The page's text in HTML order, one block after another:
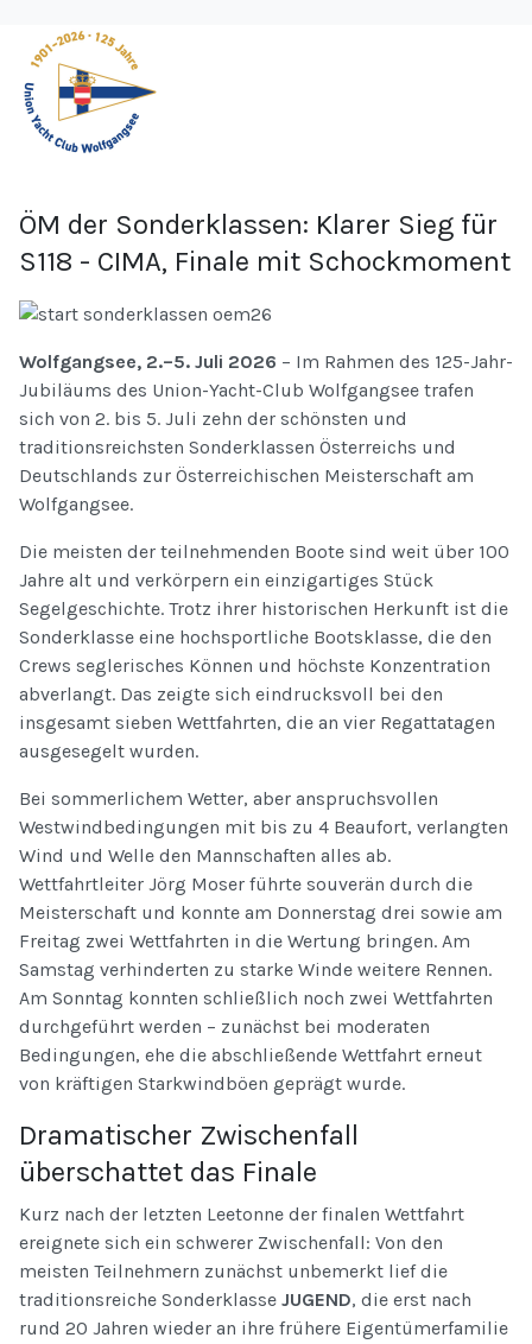
ÖM der Sonderklassen: Klarer Sieg für
S118 - CIMA, Finale mit Schockmoment
Wolfgangsee, 2.–5. Juli 2026 – Im Rahmen des 125-Jahr-
Jubiläums des Union-Yacht-Club Wolfgangsee trafen
sich von 2. bis 5. Juli zehn der schönsten und
traditionsreichsten Sonderklassen Österreichs und
Deutschlands zur Österreichischen Meisterschaft am
Wolfgangsee.
Die meisten der teilnehmenden Boote sind weit über 100
Jahre alt und verkörpern ein einzigartiges Stück
Segelgeschichte. Trotz ihrer historischen Herkunft ist die
Sonderklasse eine hochsportliche Bootsklasse, die den
Crews seglerisches Können und höchste Konzentration
abverlangt. Das zeigte sich eindrucksvoll bei den
insgesamt sieben Wettfahrten, die an vier Regattatagen
ausgesegelt wurden.
Bei sommerlichem Wetter, aber anspruchsvollen
Westwindbedingungen mit bis zu 4 Beaufort, verlangten
Wind und Welle den Mannschaften alles ab.
Wettfahrtleiter Jörg Moser führte souverän durch die
Meisterschaft und konnte am Donnerstag drei sowie am
Freitag zwei Wettfahrten in die Wertung bringen. Am
Samstag verhinderten zu starke Winde weitere Rennen.
Am Sonntag konnten schließlich noch zwei Wettfahrten
durchgeführt werden – zunächst bei moderaten
Bedingungen, ehe die abschließende Wettfahrt erneut
von kräftigen Starkwindböen geprägt wurde.
Dramatischer Zwischenfall
überschattet das Finale
Kurz nach der letzten Leetonne der finalen Wettfahrt
ereignete sich ein schwerer Zwischenfall: Von den
meisten Teilnehmern zunächst unbemerkt lief die
traditionsreiche Sonderklasse JUGEND, die erst nach
rund 20 Jahren wieder an ihre frühere Eigentümerfamilie